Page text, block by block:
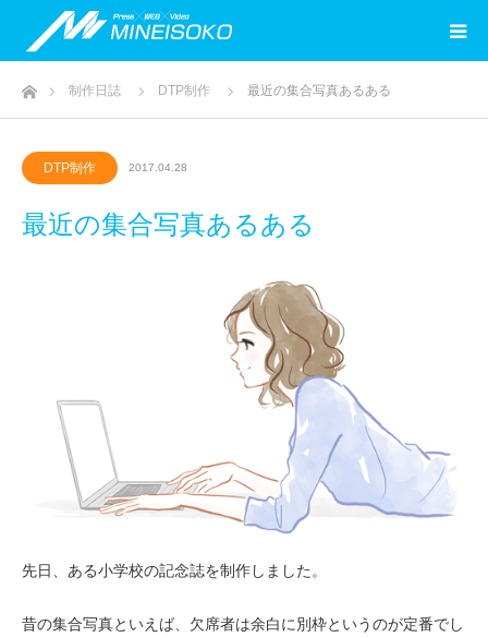
ホーム制作日誌 DTP制作 最近の集合写真あるある
DTP制作 2017.04.28
最近の集合写真あるある
先日、ある小学校の記念誌を制作しました。
昔の集合写真といえば、欠席者は余白に別枠というのが定番でし